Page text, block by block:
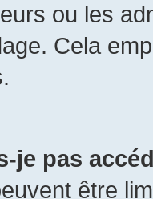
ou les
Cela
je pas
être